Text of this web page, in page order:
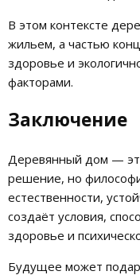
В этом контексте
жильем, а частью
здоровье и
факторами.
Заключение
Деревянный дом —
решение, но
естественности,
создаёт условия,
здоровье и
Будущее может